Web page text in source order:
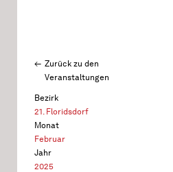
Zurück zu den
Veranstaltungen
Bezirk
21. Floridsdorf
Monat
Februar
Jahr
2025